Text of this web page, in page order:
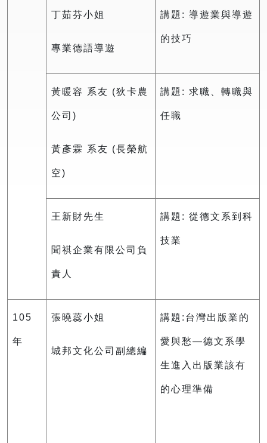
丁茹芬小姐
專業德語導遊
講題: 導遊業與導遊
的技巧
黃暖容 系友 (狄卡農
公司)
黃彥霖 系友 (長榮航
空)
講題: 求職、轉職與
任職
王新財先生
聞祺企業有限公司負
責人
講題: 從德文系到科
技業
105
年
張曉蕊小姐
城邦文化公司副總編
講題:台灣出版業的
愛與愁—德文系學
生進入出版業該有
的心理準備